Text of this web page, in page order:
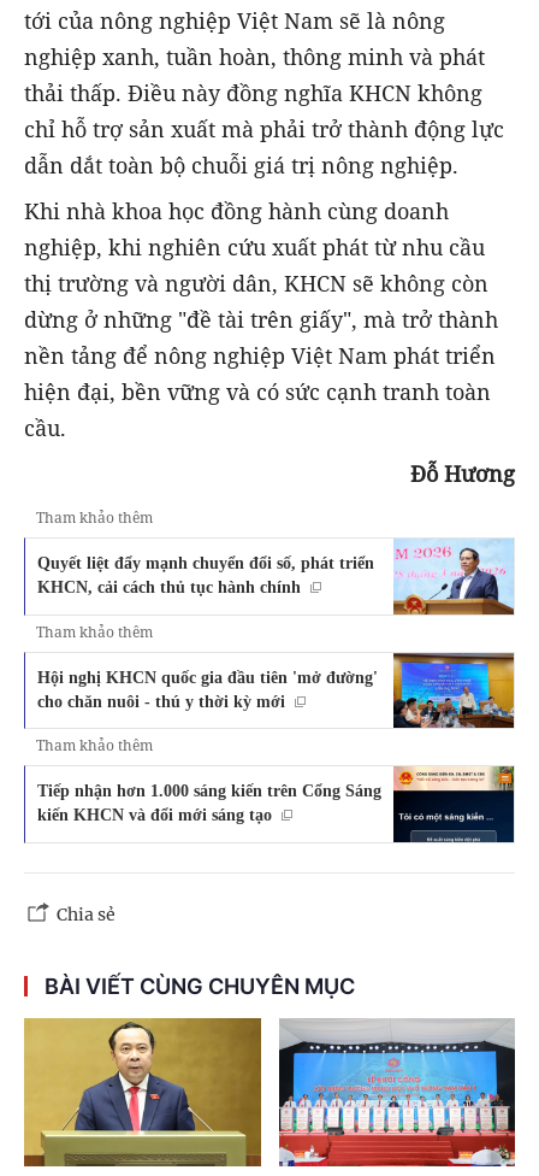
tới của nông nghiệp Việt Nam sẽ là nông
nghiệp xanh, tuần hoàn, thông minh và phát
thải thấp. Điều này đồng nghĩa KHCN không
chỉ hỗ trợ sản xuất mà phải trở thành động lực
dẫn dắt toàn bộ chuỗi giá trị nông nghiệp.
Khi nhà khoa học đồng hành cùng doanh
nghiệp, khi nghiên cứu xuất phát từ nhu cầu
thị trường và người dân, KHCN sẽ không còn
dừng ở những "đề tài trên giấy", mà trở thành
nền tảng để nông nghiệp Việt Nam phát triển
hiện đại, bền vững và có sức cạnh tranh toàn
cầu.
Đỗ Hương
Tham khảo thêm
Quyết liệt đẩy mạnh chuyển đổi số, phát triển
KHCN, cải cách thủ tục hành chính
Tham khảo thêm
Hội nghị KHCN quốc gia đầu tiên 'mở đường'
cho chăn nuôi - thú y thời kỳ mới
Tham khảo thêm
Tiếp nhận hơn 1.000 sáng kiến trên Cổng Sáng
kiến KHCN và đổi mới sáng tạo
Chia sẻ
BÀI VIẾT CÙNG CHUYÊN MỤC